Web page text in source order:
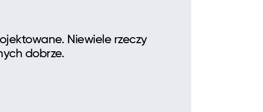
Niewiele rzeczy
dobrze.